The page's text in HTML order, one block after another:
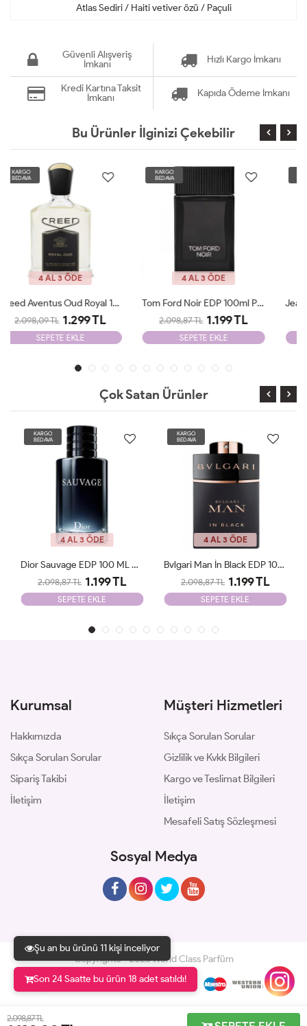
Atlas Sediri / Haiti vetiver özü / Paçuli
Güvenli Alışveriş
İmkanı
Hızlı Kargo İmkanı
Kredi Kartına Taksit
İmkanı
Kapıda Ödeme İmkanı
2.098,87 TL
Şu an bu ürünü 11 kişi inceliyor
Son 24 Saatte bu ürün 18 adet satıldı!
Bu Ürünler İlginizi Çekebilir
KARGO
BEDAVA
4 AL 3 ÖDE
Tom Ford Noir EDP 100ml Parfüm Man Tester
2.098,87 TL 1.199 TL
SEPETE EKLE
4 AL 3 ÖDE
2.098,87 TL 1.199 TL
SEPETE EKLE
Çok Satan Ürünler
KARGO
BEDAVA
4 AL 3 ÖDE
Bvlgari Man İn Black EDP 100ml Parfüm Man Tester
2.098,87 TL 1.199 TL
SEPETE EKLE
KARGO
BEDAVA
4 AL 3 ÖDE
Chanel Blue De Chanel EDP 100ml Parfüm Man Tester
2.098,87 TL 1.199 TL
SEPETE EKLE
Kurumsal
Hakkımızda
Sıkça Sorulan Sorular
Sipariş Takibi
İletişim
Müşteri Hizmetleri
Sıkça Sorulan Sorular
Gizlilik ve Kvkk Bilgileri
Kargo ve Teslimat Bilgileri
İletişim
Mesafeli Satış Sözleşmesi
Sosyal Medya
Copyrights © 2026 World Class Parfüm
Geliştir - powered by innovation